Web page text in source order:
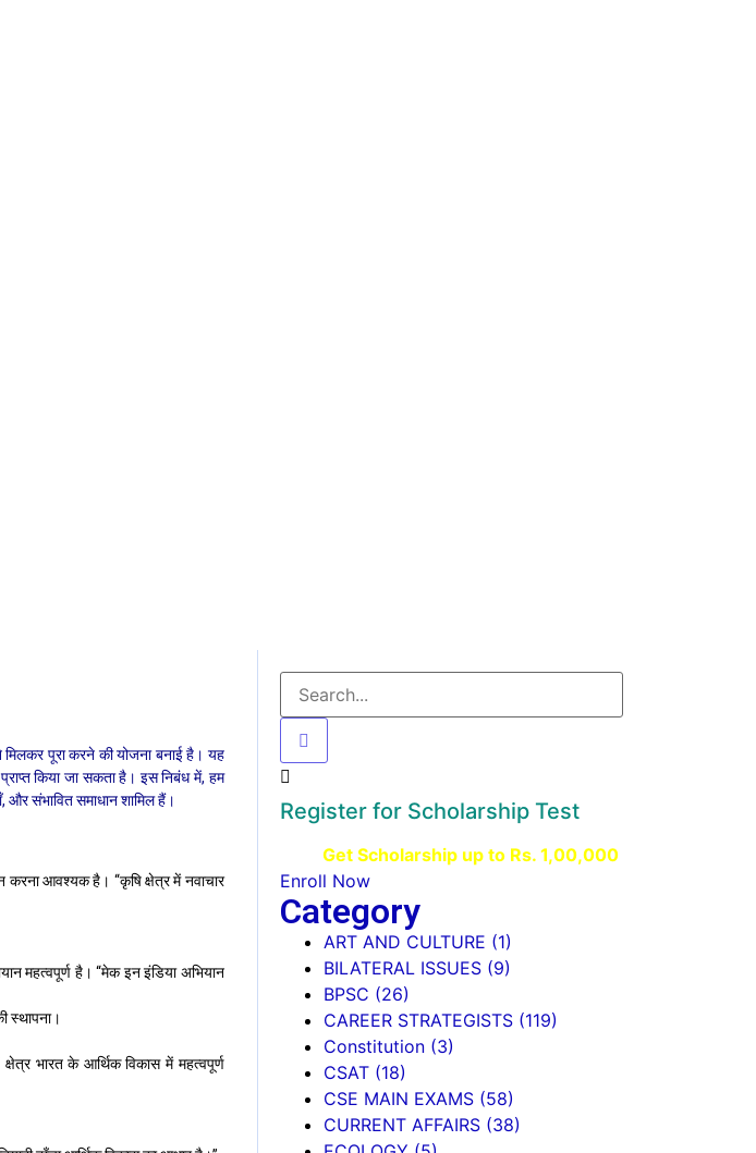
मिलकर पूरा करने की योजना बनाई है। यह
किया जा सकता है। इस निबंध में, हम
और संभावित समाधान शामिल हैं।
करना आवश्यक है। “कृषि क्षेत्र में नवाचार
महत्वपूर्ण है। “मेक इन इंडिया अभियान
स्थापना।
भारत के आर्थिक विकास में महत्वपूर्ण
Register for Scholarship Test
Get Scholarship up to Rs. 1,00,000
Enroll Now
Category
ART AND CULTURE (1)
BILATERAL ISSUES(9)
BPSC (26)
CAREER STRATEGISTS(119)
Constitution(3)
CSAT(18)
CSE MAIN EXAMS(58)
CURRENT AFFAIRS(38)